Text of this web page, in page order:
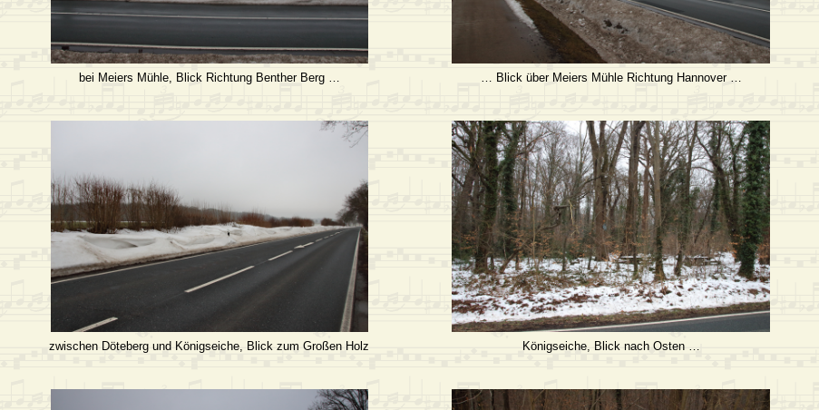
bei Meiers Mühle, Blick Richtung Benther Berg … … Blick über Meiers Mühle Richtung Hannover …
zwischen Döteberg und Königseiche, Blick zum Großen Holz Königseiche, Blick nach Osten …